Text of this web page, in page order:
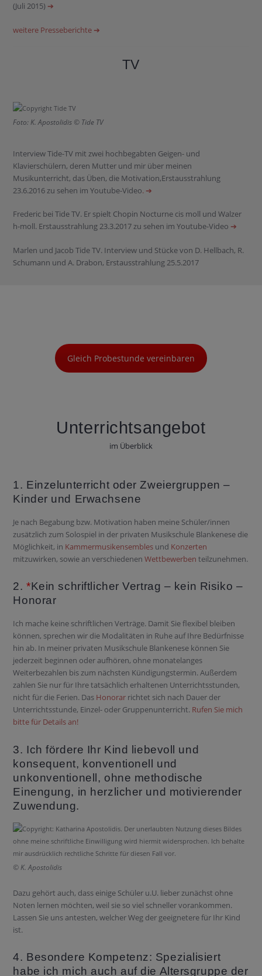
(Juli 2015) ➔
weitere Presseberichte ➔
TV
Foto: K. Apostolidis © Tide TV
Interview Tide-TV mit zwei hochbegabten Geigen- und
Klavierschülern, deren Mutter und mir über meinen
Musikunterricht, das Üben, die Motivation,Erstausstrahlung
23.6.2016 zu sehen im Youtube-Video. ➔
Frederic bei Tide TV. Er spielt Chopin Nocturne cis moll und Walzer
h-moll. Erstausstrahlung 23.3.2017 zu sehen im Youtube-Video ➔
Marlen und Jacob Tide TV. Interview und Stücke von D. Hellbach, R.
Schumann und A. Drabon, Erstausstrahlung 25.5.2017
Gleich Probestunde vereinbaren
Unterrichtsangebot
im Überblick
1. Einzelunterricht oder Zweiergruppen –
Kinder und Erwachsene
Je nach Begabung bzw. Motivation haben meine Schüler/innen
zusätzlich zum Solospiel in der privaten Musikschule Blankenese die
Möglichkeit, in Kammermusikensembles und Konzerten
mitzuwirken, sowie an verschiedenenWettbewerben teilzunehmen.
2.*Kein schriftlicher Vertrag – kein Risiko –
Honorar
Ich mache keine schriftlichen Verträge. Damit Sie flexibel bleiben
können, sprechen wir die Modalitäten in Ruhe auf Ihre Bedürfnisse
hin ab. In meiner privaten Musikschule Blankenese können Sie
jederzeit beginnen oder aufhören, ohne monatelanges
Weiterbezahlen bis zum nächsten Kündigungstermin. Außerdem
zahlen Sie nur für Ihre tatsächlich erhaltenen Unterrichtsstunden,
nicht für die Ferien. Das Honorar richtet sich nach Dauer der
Unterrichtsstunde, Einzel- oder Gruppenunterricht. Rufen Sie mich
bitte für Details an!
3. Ich fördere Ihr Kind liebevoll und
konsequent, konventionell und
unkonventionell, ohne methodische
Einengung, in herzlicher und motivierender
Zuwendung.
© K. Apostolidis
Dazu gehört auch, dass einige Schüler u.U. lieber zunächst ohne
Noten lernen möchten, weil sie so viel schneller vorankommen.
Lassen Sie uns antesten, welcher Weg der geeignetere für Ihr Kind
ist.
4. Besondere Kompetenz: Spezialisiert
habe ich mich auch auf die Altersgruppe der